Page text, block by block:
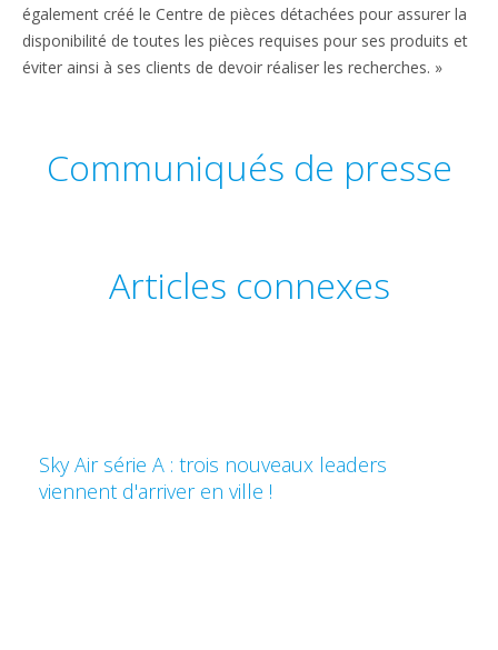
également créé le Centre de pièces détachées pour assurer la
disponibilité de toutes les pièces requises pour ses produits et
éviter ainsi à ses clients de devoir réaliser les recherches. »
Communiqués de presse
Articles connexes
Sky Air série A : trois nouveaux leaders
viennent d'arriver en ville !